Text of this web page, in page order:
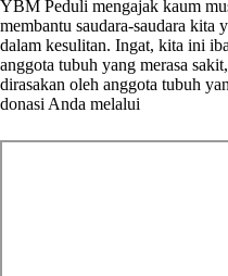
YBM Peduli mengajak kaum
membantu saudara-saudara kita
dalam kesulitan. Ingat, kita ini
anggota tubuh yang merasa
dirasakan oleh anggota tubuh
donasi Anda melalui